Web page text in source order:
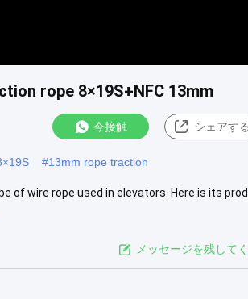
rope 8×19S+NFC 13mm
今接触 シェアする
#13mm rope traction
of wire rope used in elevators. Here is its
メッセージを残して